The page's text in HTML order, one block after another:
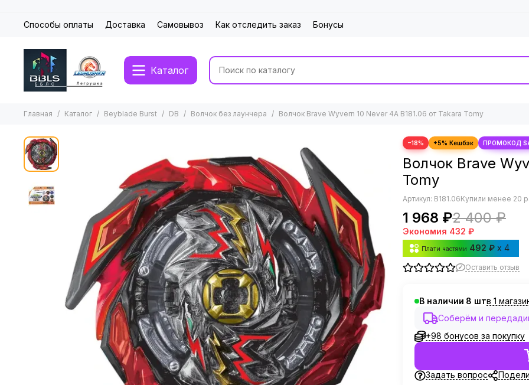
Способы оплаты Доставка Самовывоз Как отследить заказ Бонусы
Каталог
Главная Каталог Beyblade Burst DB Волчок без лаунчера Волчок Brave Wyvern 10 Never 4A B181.06 от Takara Tomy
−18%
Волчок Brave
Tomy
Артикул: B181.06Купили менее 20
1 968 ₽2 400 ₽
Экономия 432 ₽
Плати частями 492 ₽ x 4
Оставить отзыв
В наличии 8
в 1
Соберём и
+98 бонусов за покупку
Задать вопрос